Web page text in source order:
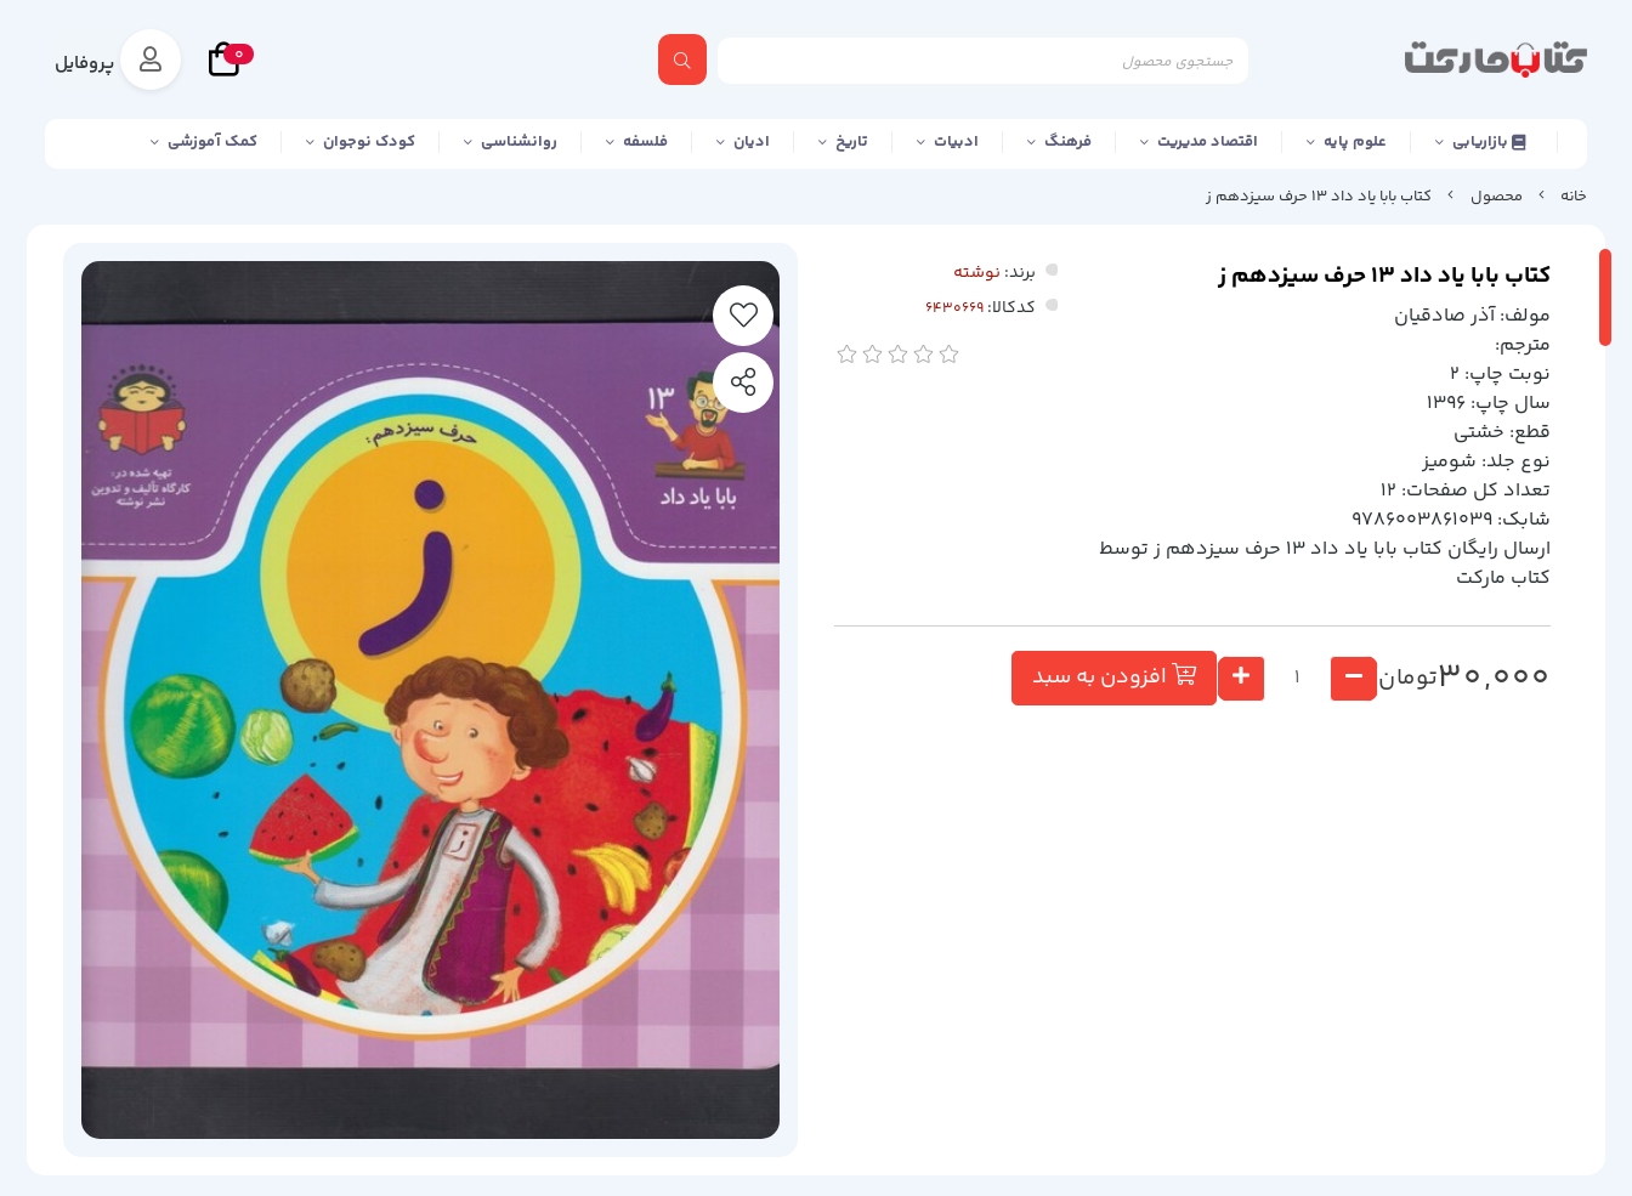
0 پروفایل
بازاریابی علوم پایه اقتصاد مدیریت فرهنگ ادبیات تاریخ ادیان فلسفه روانشناسی کودک نوجوان کمک آموزشی
خانه محصول کتاب بابا یاد داد 13 حرف سیزدهم ز
کتاب بابا یاد داد 13 حرف سیزدهم ز
مولف: آذر صادقيان
مترجم:
نوبت چاپ: 2
سال چاپ: 1396
قطع: خشتي
نوع جلد: شوميز
تعداد کل صفحات: 12
شابک: 9786003861039
ارسال رایگان کتاب بابا ياد داد 13 حرف سيزدهم ز توسط
کتاب مارکت
برند: نوشته
کدکالا:
30,000تومان افزودن به سبد